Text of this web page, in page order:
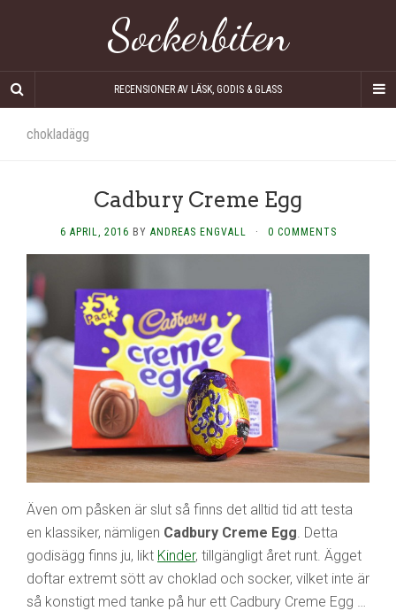
Sockerbiten
RECENSIONER AV LÄSK, GODIS & GLASS
chokladägg
Cadbury Creme Egg
6 APRIL, 2016 BY ANDREAS ENGVALL · 0 COMMENTS
Även om påsken är slut så finns det alltid tid att testa
en klassiker, nämligen Cadbury Creme Egg . Detta
godisägg finns ju, likt Kinder, tillgängligt året runt. Ägget
doftar extremt sött av choklad och socker, vilket inte är
så konstigt med tanke på hur ett Cadbury Creme Egg …